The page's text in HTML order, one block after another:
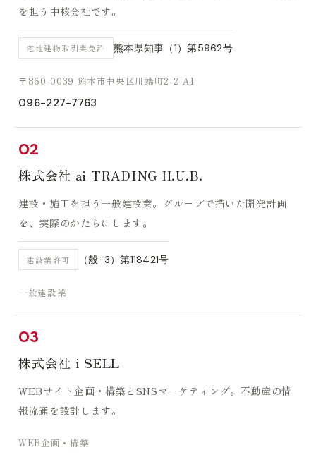
を担う中核会社です。
宅地建物取引業免許 熊本県知事（1）第5962号
〒860-0039 熊本市中央区川端町2-2-A1
096-227-7763
02
株式会社 ai TRADING H.U.B.
建設・施工を担う一般建設業。グループで描いた開発計画
を、実際のかたちにします。
建設業許可 （般−3）第118421号
一般建設業
03
株式会社 i SELL
WEBサイト企画・構築とSNSマーケティング。不動産の情
報流通を設計します。
WEB企画・構築